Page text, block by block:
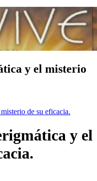
y el misterio
de su eficacia.
y el